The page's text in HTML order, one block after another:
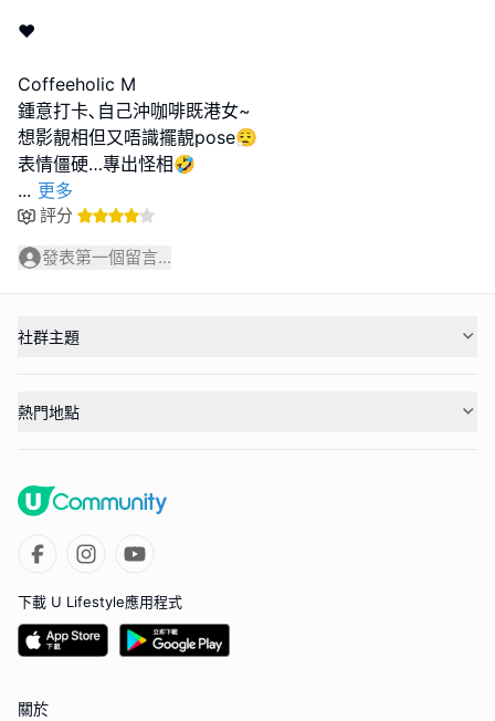
❤️
Coffeeholic M
鍾意打卡､自己沖咖啡既港女~
想影靚相但又唔識擺靚pose😮‍💨
... 更多
評分
發表第一個留言...
社群主題
熱門地點
下載 U Lifestyle應用程式
關於